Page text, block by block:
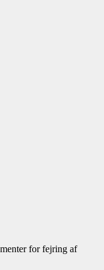
for fejring af